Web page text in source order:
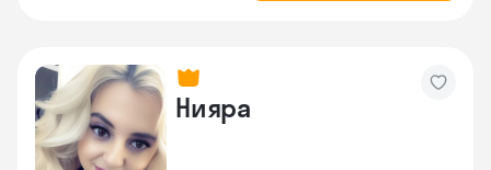
Нияра